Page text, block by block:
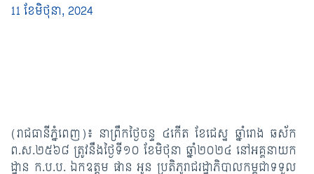
11 ខែ​មិថុនា, 2024
(រាជធានីភ្នំពេញ)៖ នាព្រឹកថ្ងៃចន្ទ ៤កើត ខែជេស្ឋ ឆ្នាំរោង ឆស័ក
ព.ស.២៥៦៨ ត្រូវនឹងថ្ងៃទី១០ ខែមិថុនា ឆ្នាំ២០២៤ នៅអគ្គនាយក
ដ្ឋាន ក.ប.ប. ឯកឧត្ដម ផាន អូន ប្រតិភូរាជរដ្ឋាភិបាលកម្ពុជាទទួល